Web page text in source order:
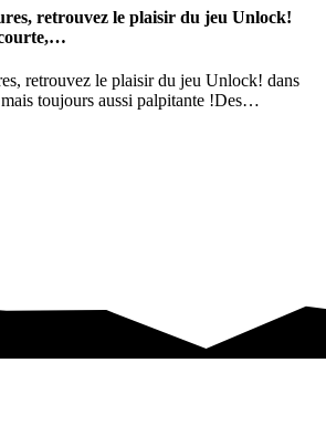
retrouvez le plaisir du jeu Unlock!
retrouvez le plaisir du jeu Unlock! dans
toujours aussi palpitante !Des…